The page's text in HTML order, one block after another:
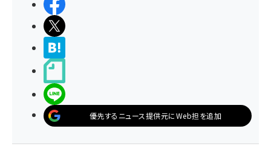
優先するニュース提供元にWeb担を追加